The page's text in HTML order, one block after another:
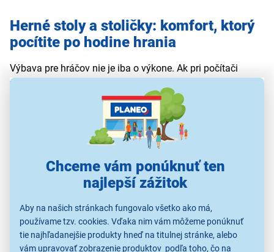
Chceme vám ponúknuť ten
najlepší zážitok
Aby na našich stránkach fungovalo všetko ako má,
používame tzv. cookies. Vďaka nim vám môžeme ponúknuť
tie najhľadanejšie produkty hneď na titulnej stránke, alebo
vám upravovať zobrazenie produktov podľa toho, čo na
Herné stoly a stoličky: komfort, ktorý
pocítite po hodine hrania
Výbava pre hráčov nie je iba o výkone. Ak pri počítači
trávite viac času, oplatí sa myslieť aj na správny posed,
dostatok miesta a poriadok v kábloch. Herný stôl a
stolička dokážu výrazne ovplyvniť nielen pohodlie, ale aj
sústredenie pri hraní.
Ergonómia nie je detail
Ak sedíte zle, herný zážitok sa môže rýchlo zmeniť na
bolesť chrbta, krku alebo zápästia. Práve preto majú
stoličkyv setupoch svoje miesto. Dobrý model by mal
ponúkaťnastaviteľnú výšku, oporu chrbta, opierku hlavy,